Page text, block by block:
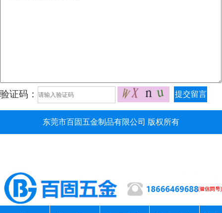
验证码： 提交留言
东莞市百固五金制品有限公司 版权所有